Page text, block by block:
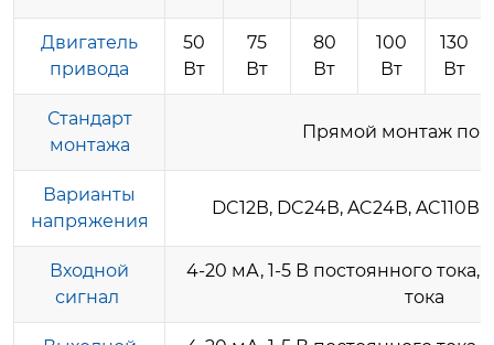
Двигатель
привода
50
Вт
75
Вт
80
Вт
100
Вт
130
Вт
Стандарт
монтажа
Прямой монтаж по
Варианты
напряжения
DC12В, DC24В, AC24В,
Входной
сигнал
4-20 мА, 1-5 В постоянного тока,
тока